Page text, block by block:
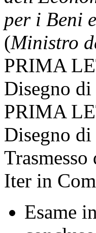
per i Beni
(Ministro
PRIMA
Disegno di
PRIMA
Disegno
Iter in
Esame